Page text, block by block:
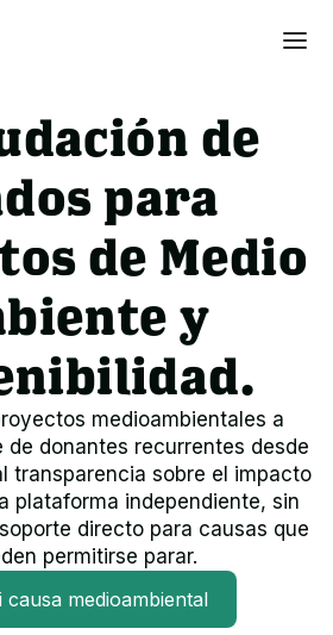
de
para
de Medio
y
medioambientales a
de donantes recurrentes desde
transparencia sobre el impacto
plataforma independiente, sin
directo para causas que
permitirse parar.
causa medioambiental